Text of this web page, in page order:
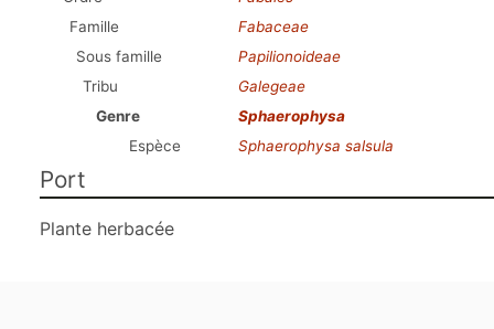
Famille
Fabaceae
Sous famille
Papilionoideae
Tribu
Galegeae
Genre
Sphaerophysa
Espèce
Sphaerophysa salsula
Port
Plante herbacée